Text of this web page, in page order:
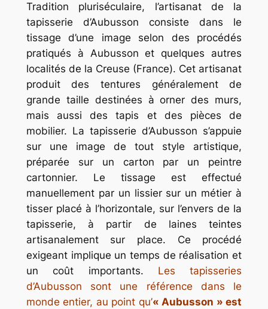
Tradition pluriséculaire, l’artisanat de la
tapisserie d’Aubusson consiste dans le
tissage d’une image selon des procédés
pratiqués à Aubusson et quelques autres
localités de la Creuse (France). Cet artisanat
produit des tentures généralement de
grande taille destinées à orner des murs,
mais aussi des tapis et des pièces de
mobilier. La tapisserie d’Aubusson s’appuie
sur une image de tout style artistique,
préparée sur un carton par un peintre
cartonnier. Le tissage est effectué
manuellement par un lissier sur un métier à
tisser placé à l’horizontale, sur l’envers de la
tapisserie, à partir de laines teintes
artisanalement sur place. Ce procédé
exigeant implique un temps de réalisation et
un coût importants. Les tapisseries
d’Aubusson sont une référence dans le
monde entier, au point qu’« Aubusson » est